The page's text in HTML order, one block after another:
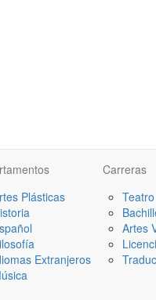
Plásticas
Extranjeros
Carreras
Teatro
Artes